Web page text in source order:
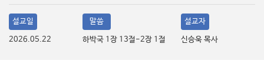
설교일
2026.05.22
말씀
하박국 1장 13절-2장 1절
설교자
신승욱 목사